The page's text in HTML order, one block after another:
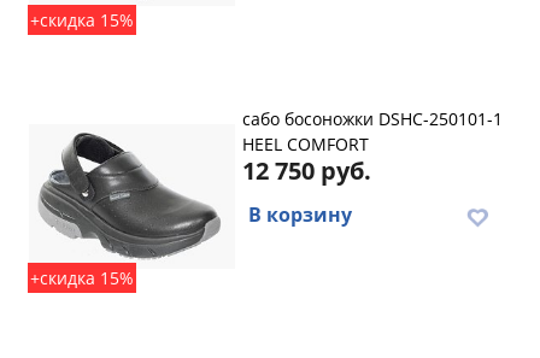
+скидка 15%
+скидка 15%
сабо босоножки DSHC-250101-1
HEEL COMFORT
12 750 руб.
В корзину